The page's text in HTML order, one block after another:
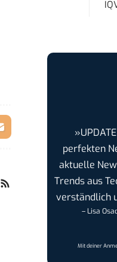
perfekten
aktuelle
Trends aus
verständlich
– Lisa
Mit deiner